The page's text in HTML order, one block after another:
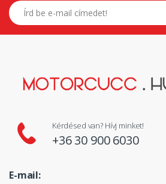
E-mail címed
Kérdésed van? Hívj minket!
+36 30 900 6030
E-mail: